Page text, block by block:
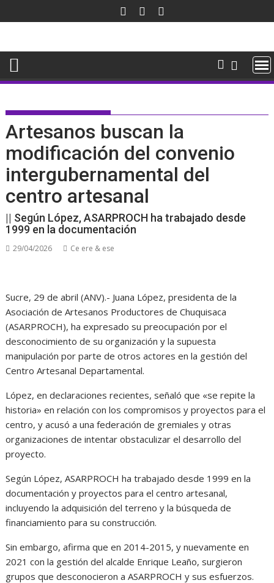
al
Artesanos buscan la
modificación del convenio
intergubernamental del
centro artesanal
|| Según López, ASARPROCH ha trabajado desde
1999 en la documentación
29/04/2026 Ce ere & ese
Sucre, 29 de abril (ANV).- Juana López, presidenta de la
Asociación de Artesanos Productores de Chuquisaca
(ASARPROCH), ha expresado su preocupación por el
desconocimiento de su organización y la supuesta
manipulación por parte de otros actores en la gestión del
Centro Artesanal Departamental.
López, en declaraciones recientes, señaló que «se repite la
historia» en relación con los compromisos y proyectos para el
centro, y acusó a una federación de gremiales y otras
organizaciones de intentar obstaculizar el desarrollo del
proyecto.
Según López, ASARPROCH ha trabajado desde 1999 en la
documentación y proyectos para el centro artesanal,
incluyendo la adquisición del terreno y la búsqueda de
financiamiento para su construcción.
Sin embargo, afirma que en 2014-2015, y nuevamente en
2021 con la gestión del alcalde Enrique Leaño, surgieron
grupos que desconocieron a ASARPROCH y sus esfuerzos.